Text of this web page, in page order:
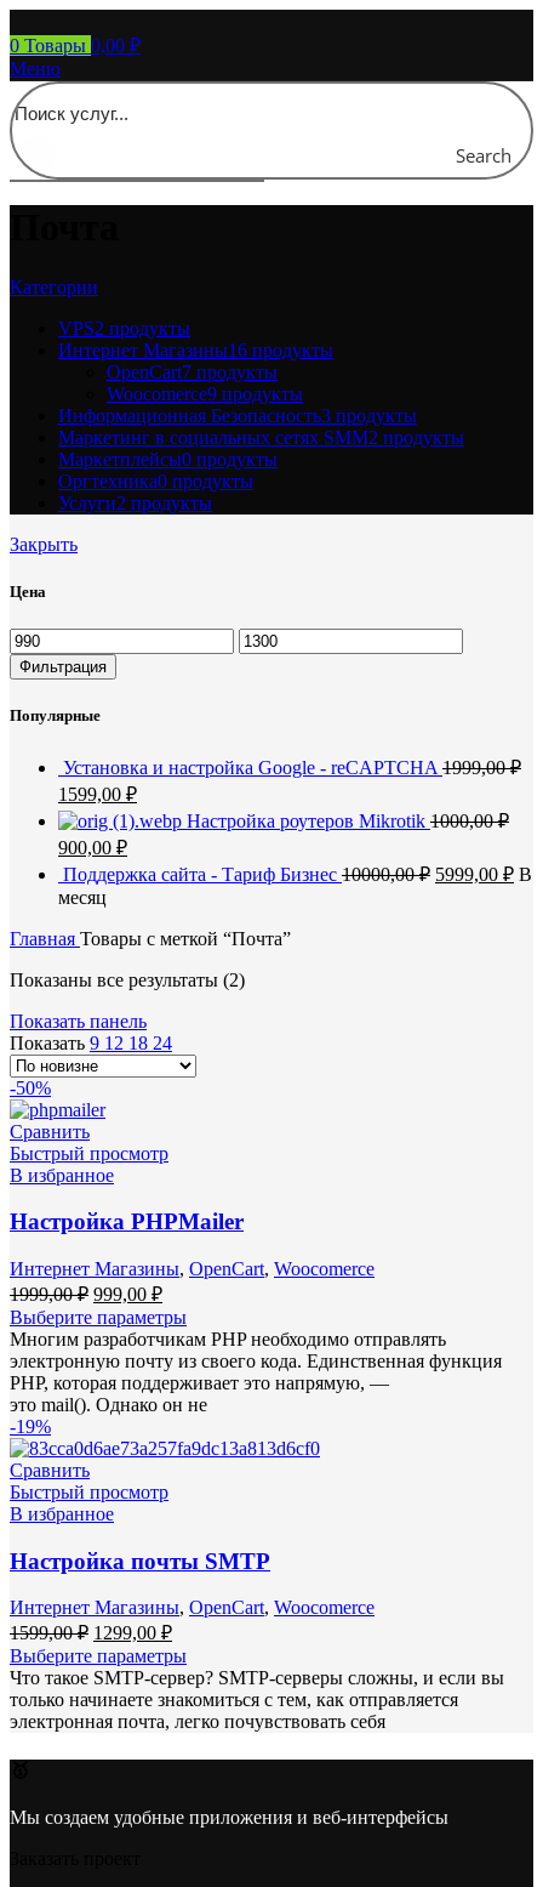
0 Товары 0,00 ₽
Меню
Search
Категории
VPS2 продукты
Интернет Магазины16 продукты
OpenCart7 продукты
Woocomerce9 продукты
Информационная Безопасность3 продукты
Маркетинг в социальных сетях SMM2 продукты
Маркетплейсы0 продукты
Оргтехника0 продукты
Услуги2 продукты
Закрыть
Цена
Минимальная
цена
Максимальная
цена
Фильтрация
Популярные
Установка и настройка Google - reCAPTCHA 1999,00₽
Первоначальная
цена
составляла
1999,00 ₽.
1599,00 ₽Текущая
цена:
1599,00 ₽.
Настройка роутеров Mikrotik 1000,00₽
Первоначальная
цена
составляла
1000,00 ₽.
900,00 ₽Текущая
900,00 ₽.
Поддержка сайта - Тариф Бизнес 10000,00₽ 5999,00 ₽ В
месяц
Главная Товары с меткой “Почта”
Показаны все результаты (2)Сортировка:
Показать панель
Показать 9 12 18 24
-50%
Сравнить
Быстрый просмотр
В избранное
Настройка PHPMailer
Интернет Магазины, OpenCart, Woocomerce
1999,00₽ Первоначальная
цена
составляла
1999,00 ₽.
999,00 ₽Текущая
цена:
999,00 ₽.
Выберите параметры
Многим разработчикам PHP необходимо отправлять
электронную почту из своего кода. Единственная функция
PHP, которая поддерживает это напрямую, —
это mail(). Однако он не
-19%
Сравнить
Быстрый просмотр
В избранное
Настройка почты SMTP
Интернет Магазины, OpenCart, Woocomerce
1599,00₽ Первоначальная
цена
составляла
1599,00 ₽.
1299,00 ₽Текущая
цена:
1299,00 ₽.
Выберите параметры
Что такое SMTP-сервер? SMTP-серверы сложны, и если вы
только начинаете знакомиться с тем, как отправляется
электронная почта, легко почувствовать себя
Мы создаем удобные приложения и веб-интерфейсы ​